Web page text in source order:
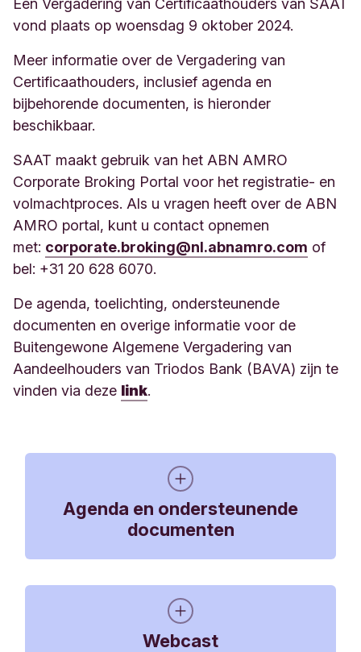
administratievoorwaarden SAAT
161 KB, PDF
Stembeleid SAAT
45 KB, PDF
Leeswijzer SAAT
385 KB, PDF
DHRM 7 maart 2025 Aanwezigheid
Machtigingsformulier
77 KB, PDF
Corporate Broking Portal Handleiding
858 KB, PDF
Een Vergadering van Certificaathouders van SAAT
vond plaats op woensdag 9 oktober 2024.
Meer informatie over de Vergadering van
Certificaathouders, inclusief agenda en
bijbehorende documenten, is hieronder
beschikbaar.
SAAT maakt gebruik van het ABN AMRO
Corporate Broking Portal voor het registratie- en
volmachtproces. Als u vragen heeft over de ABN
AMRO portal, kunt u contact opnemen
met: corporate.broking@nl.abnamro.com of
bel: +31 20 628 6070.
De agenda, toelichting, ondersteunende
documenten en overige informatie voor de
Buitengewone Algemene Vergadering van
Aandeelhouders van Triodos Bank (BAVA) zijn te
vinden via deze link.
Agenda en ondersteunende
documenten
DRHM 9 oktober notulen
Webcast